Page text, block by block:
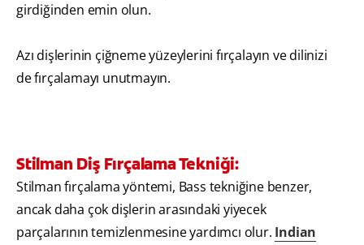
girdiğinden emin olun.
Azı dişlerinin çiğneme yüzeylerini fırçalayın ve dilinizi
de fırçalamayı unutmayın.
Stilman Diş Fırçalama Tekniği:
Stilman fırçalama yöntemi, Bass tekniğine benzer,
ancak daha çok dişlerin arasındaki yiyecek
parçalarının temizlenmesine yardımcı olur. Indian